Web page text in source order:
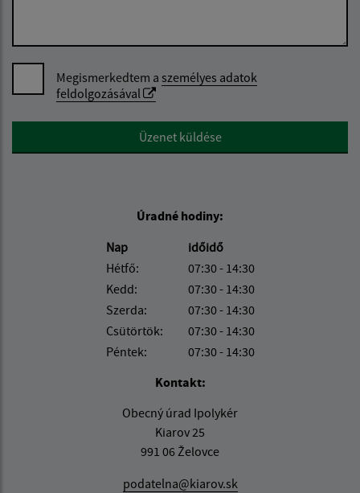
Megismerkedtem a személyes adatok
feldolgozásával
Google reCaptcha ResponseÜzenet küldése
Úradné hodiny:
Nap
időidő
Hétfő:
07:30 - 14:30
Kedd:
07:30 - 14:30
Szerda:
07:30 - 14:30
Csütörtök:
07:30 - 14:30
Péntek:
07:30 - 14:30
Kontakt:
Obecný úrad Ipolykér
Kiarov 25
991 06 Želovce
podatelna@kiarov.sk